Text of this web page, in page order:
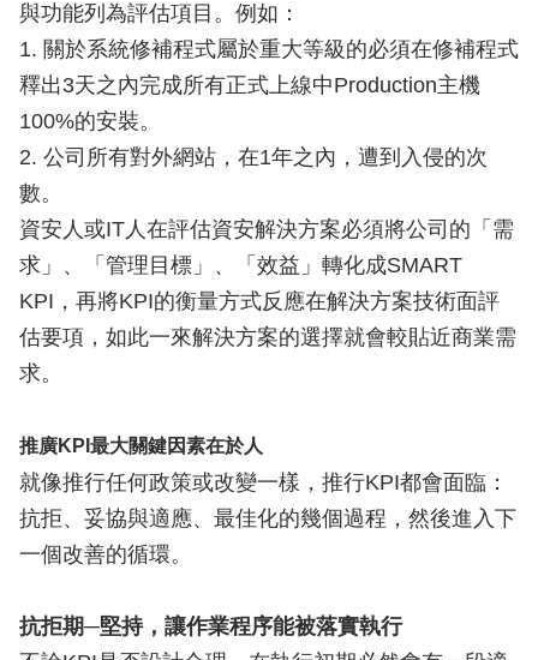
與功能列為評估項目。例如：
1. 關於系統修補程式屬於重大等級的必須在修補程式
釋出3天之內完成所有正式上線中Production主機
100%的安裝。
2. 公司所有對外網站，在1年之內，遭到入侵的次
數。
資安人或IT人在評估資安解決方案必須將公司的「需
求」、「管理目標」、「效益」轉化成SMART
KPI，再將KPI的衡量方式反應在解決方案技術面評
估要項，如此一來解決方案的選擇就會較貼近商業需
求。
推廣KPI最大關鍵因素在於人
就像推行任何政策或改變一樣，推行KPI都會面臨：
抗拒、妥協與適應、最佳化的幾個過程，然後進入下
一個改善的循環。
抗拒期─堅持，讓作業程序能被落實執行